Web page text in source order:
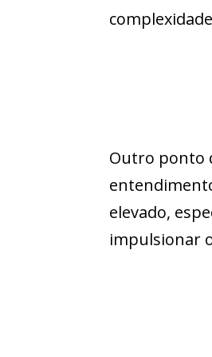
Outro ponto
elevado,
impulsionar